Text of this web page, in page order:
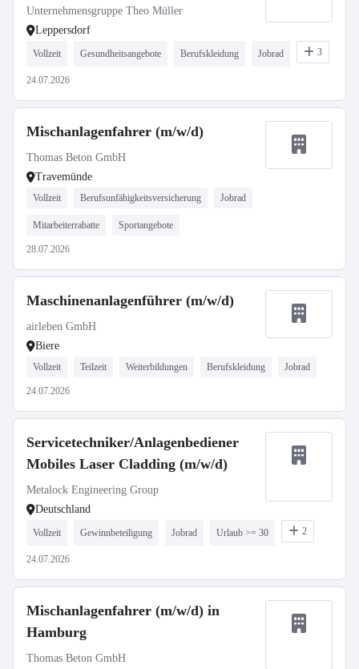
Unternehmensgruppe Theo Müller
Leppersdorf
Vollzeit Gesundheitsangebote Berufskleidung Jobrad 3
24.07.2026
Mischanlagenfahrer (m/w/d)
Thomas Beton GmbH
Travemünde
Vollzeit Berufsunfähigkeitsversicherung Jobrad
Mitarbeiterrabatte Sportangebote
28.07.2026
Maschinenanlagenführer (m/w/d)
airleben GmbH
Biere
Vollzeit Teilzeit Weiterbildungen Berufskleidung Jobrad
24.07.2026
Servicetechniker/Anlagenbediener
Mobiles Laser Cladding (m/w/d)
Metalock Engineering Group
Deutschland
Vollzeit Gewinnbeteiligung Jobrad Urlaub >= 30 2
24.07.2026
Mischanlagenfahrer (m/w/d) in
Hamburg
Thomas Beton GmbH